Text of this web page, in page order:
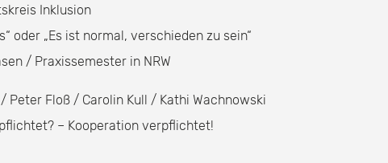
Inklusion
oder „Es ist normal, verschieden zu sein“
/ Praxissemester in NRW
Peter Floß / Carolin Kull / Kathi Wachnowski
– Kooperation verpflichtet!